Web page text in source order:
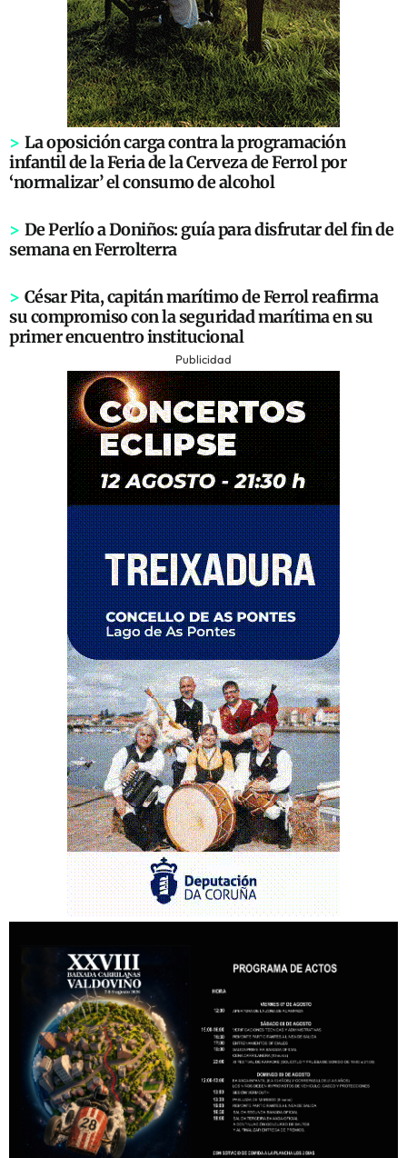
> La oposición carga contra la programación
infantil de la Feria de la Cerveza de Ferrol por
‘normalizar’ el consumo de alcohol
> De Perlío a Doniños: guía para disfrutar del fin de
semana en Ferrolterra
> César Pita, capitán marítimo de Ferrol reafirma
su compromiso con la seguridad marítima en su
primer encuentro institucional
Publicidad